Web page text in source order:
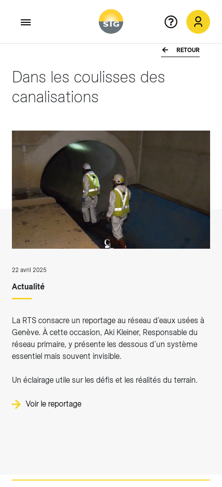
RETOUR
Dans les coulisses des
canalisations
22 avril 2025
Actualité
La RTS consacre un reportage au réseau d’eaux usées à
Genève. À cette occasion, Aki Kleiner, Responsable du
réseau primaire, y présente les dessous d’un système
essentiel mais souvent invisible.
Un éclairage utile sur les défis et les réalités du terrain.
Voir le reportage